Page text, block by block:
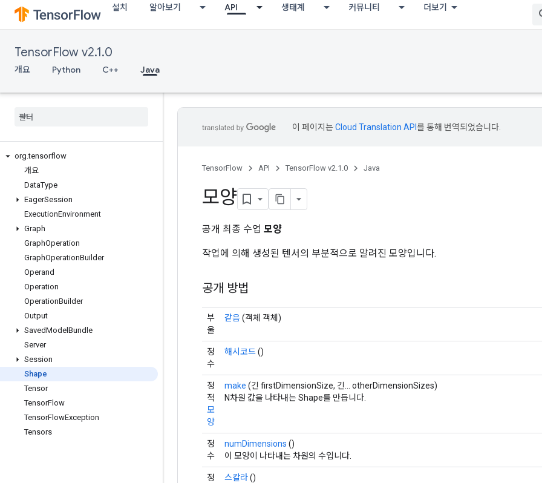
설치 알아보기 API 생태계 커뮤니티 더보기
TensorFlow v2.1.0
개요 Python C++ Java
org.tensorflow
개요
DataType
EagerSession
ExecutionEnvironment
Graph
GraphOperation
GraphOperationBuilder
Operand
Operation
OperationBuilder
Output
SavedModel Bundle
Server
Session
Shape
Tensor
TensorFlow
TensorFlowException
Tensors
이 페이지는Cloud Translation API 를 통해 번역되었습니다.
TensorFlow API TensorFlow v2.1.0 Java
모양
공개 최종 수업 모양
작업에 의해 생성된 텐서의 부분적으로 알려진 모양입니다.
공개 방법
부
울
같음(객체 객체)
정
수
해시코드()
정
적
모
양
make (긴 firstDimensionSize, 긴... otherDimensionSizes)
N차원 값을 나타내는 Shape를 만듭니다.
정
수
numDimensions ()
이 모양이 나타내는 차원의 수입니다.
정
스칼라()